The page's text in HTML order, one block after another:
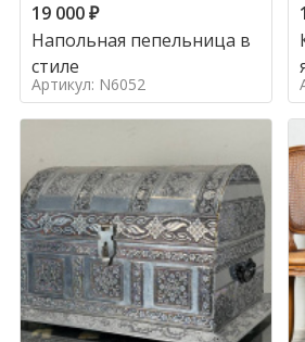
19 000₽
Напольная пепельница в
стиле
Артикул: N6052